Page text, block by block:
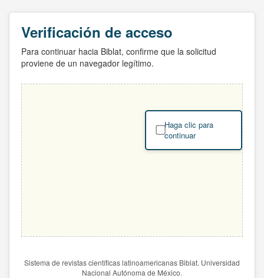
Verificación de acceso
Para continuar hacia Biblat, confirme que la solicitud
proviene de un navegador legítimo.
Haga clic para
continuar
Sistema de revistas científicas latinoamericanas Biblat. Universidad
Nacional Autónoma de México.